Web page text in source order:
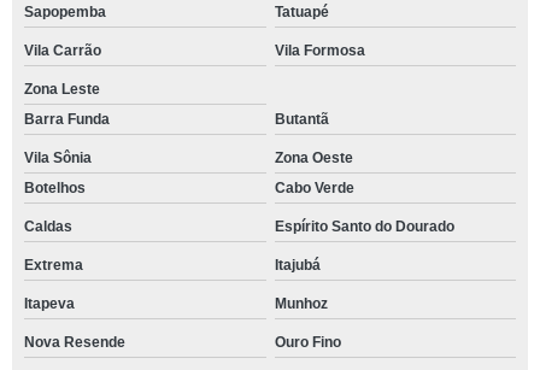
Sapopemba Tatuapé
Vila Carrão Vila Formosa
Zona Leste
Barra Funda
Butantã
Vila Sônia
Zona Oeste
Botelhos
Cabo Verde
Caldas Espírito Santo do Dourado
Extrema Itajubá
Itapeva Munhoz
Nova Resende Ouro Fino